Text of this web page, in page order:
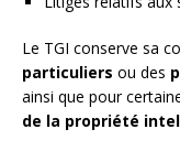
Le TGI conserve sa
particuliers ou des
ainsi que pour
de la propriété